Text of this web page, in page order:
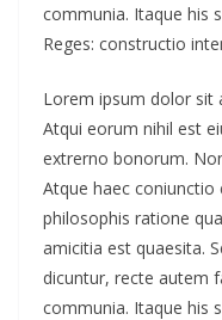
communia. Itaque his
Reges: constructio
Lorem ipsum dolor sit
Atqui eorum nihil est
extrerno bonorum.
Atque haec
philosophis ratione
amicitia est quaesita.
dicuntur, recte autem
communia. Itaque his